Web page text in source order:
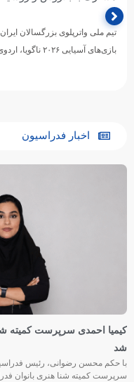
تیم ملی واترپلوی بزرگسالان
بازی‌های آسیایی ۲۰۲۶ ناگویا، اردوی خود را در…
اخبار فدراسیون
کیمیا احمدی سرپرست کمیته
شد
با حکم محسن رضوانی، رئیس
سرپرست کمیته شنا هنری بانوان